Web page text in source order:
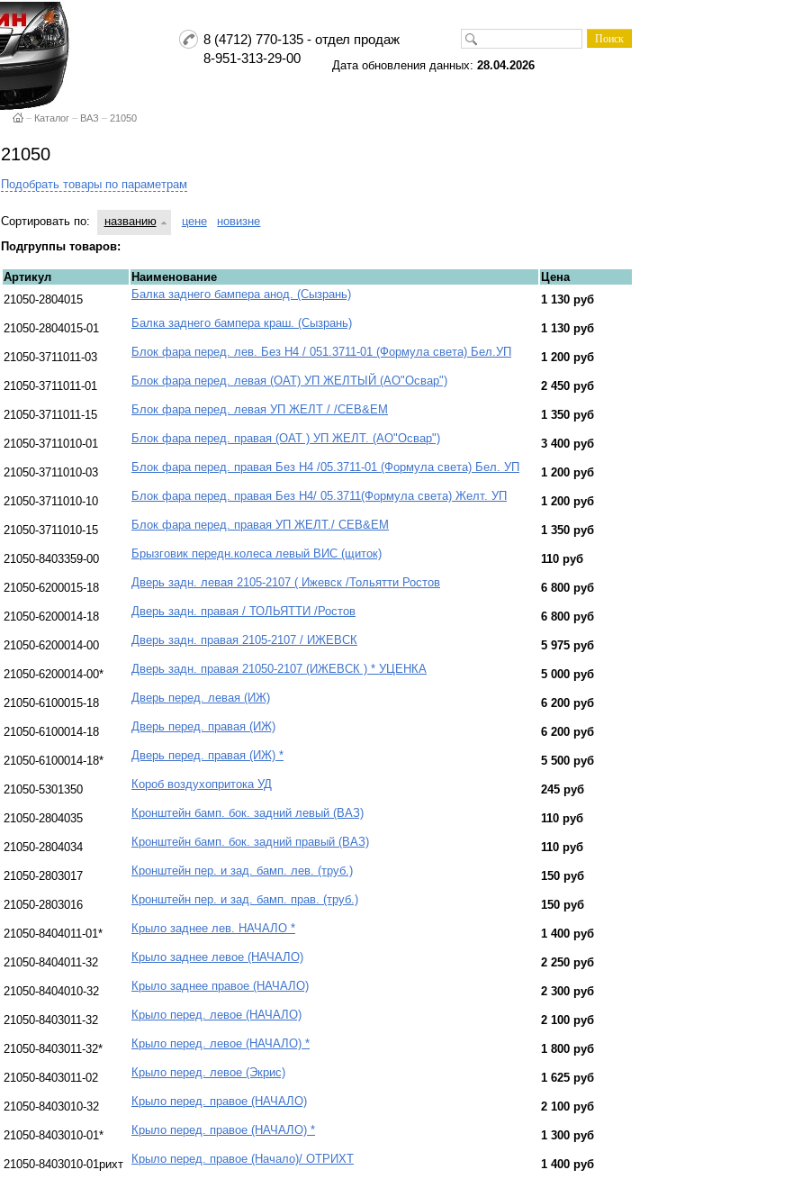
8 (4712) 770-135 - отдел продаж
8-951-313-29-00
Дата обновления данных: 28.04.2026
– Каталог – ВАЗ – 21050
21050
Подобрать товары по параметрам
Сортировать по: названию цене
новизне
Подгруппы товаров:
Артикул Наименование
Цена
21050-2804015
Балка заднего бампера анод. (Сызрань) 1 130 руб
21050-2804015-01 Балка заднего бампера краш. (Сызрань) 1 130 руб
21050-3711011-03 Блок фара перед. лев. Без Н4 / 051.3711-01 (Формула света) Бел.УП 1 200 руб
21050-3711011-01 Блок фара перед. левая (ОАТ) УП ЖЕЛТЫЙ (АО"Освар") 2 450 руб
21050-3711011-15 Блок фара перед. левая УП ЖЕЛТ / /CEB&EM 1 350 руб
21050-3711010-01 Блок фара перед. правая (ОАТ ) УП ЖЕЛТ. (АО"Освар") 3 400 руб
21050-3711010-03 Блок фара перед. правая Без Н4 /05.3711-01 (Формула света) Бел. УП 1 200 руб
21050-3711010-10 Блок фара перед. правая Без Н4/ 05.3711(Формула света) Желт. УП 1 200 руб
21050-3711010-15 Блок фара перед. правая УП ЖЕЛТ./ CEB&EM 1 350 руб
21050-8403359-00 Брызговик передн.колеса левый ВИС (щиток) 110 руб
21050-6200015-18 Дверь задн. левая 2105-2107 ( Ижевск /Тольятти Ростов 6 800 руб
21050-6200014-18 Дверь задн. правая / ТОЛЬЯТТИ /Ростов 6 800 руб
21050-6200014-00 Дверь задн. правая 2105-2107 / ИЖЕВСК 5 975 руб
21050-6200014-00* Дверь задн. правая 21050-2107 (ИЖЕВСК ) * УЦЕНКА 5 000 руб
21050-6100015-18 Дверь перед. левая (ИЖ) 6 200 руб
21050-6100014-18 Дверь перед. правая (ИЖ) 6 200 руб
21050-6100014-18* Дверь перед. правая (ИЖ) * 5 500 руб
21050-5301350 Короб воздухопритока УД 245 руб
21050-2804035 Кронштейн бамп. бок. задний левый (ВАЗ) 110 руб
21050-2804034 Кронштейн бамп. бок. задний правый (ВАЗ) 110 руб
21050-2803017 Кронштейн пер. и зад. бамп. лев. (труб.) 150 руб
21050-2803016 Кронштейн пер. и зад. бамп. прав. (труб.) 150 руб
21050-8404011-01* Крыло заднее лев. НАЧАЛО * 1 400 руб
21050-8404011-32 Крыло заднее левое (НАЧАЛО) 2 250 руб
21050-8404010-32 Крыло заднее правое (НАЧАЛО) 2 300 руб
21050-8403011-32 Крыло перед. левое (НАЧАЛО) 2 100 руб
21050-8403011-32* Крыло перед. левое (НАЧАЛО) * 1 800 руб
21050-8403011-02 Крыло перед. левое (Экрис) 1 625 руб
21050-8403010-32 Крыло перед. правое (НАЧАЛО) 2 100 руб
21050-8403010-01* Крыло перед. правое (НАЧАЛО) * 1 300 руб
21050-8403010-01рихт Крыло перед. правое (Начало)/ ОТРИХТ 1 400 руб